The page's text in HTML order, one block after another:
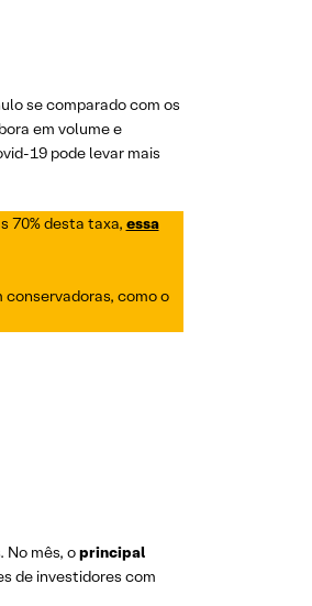
se comparado com os
em volume e
19 pode levar mais
70% desta taxa, essa
como o
No mês, oprincipal
de investidores com